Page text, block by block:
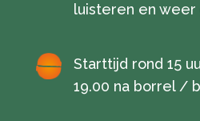
luisteren en weer
Starttijd rond 15
19.00 na borrel /